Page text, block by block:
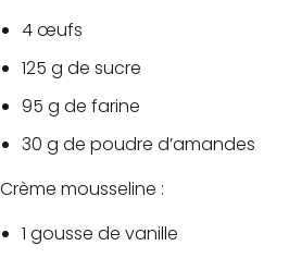
4 œufs
125 g de sucre
95 g de farine
30 g de poudre d’amandes
Crème mousseline :
1 gousse de vanille